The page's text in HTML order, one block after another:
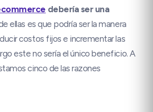
debería ser una
ellas es que podría ser la manera
costos fijos e incrementar las
este no sería el único beneficio. A
cinco de las razones